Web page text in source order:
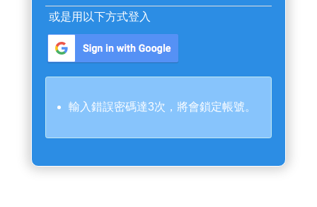
或是用以下方式登入
輸入錯誤密碼達3次，將會鎖定帳號。